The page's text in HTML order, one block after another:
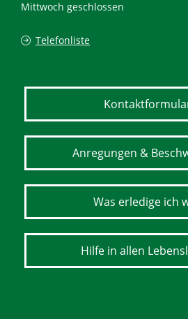
Mittwoch geschlossen
Telefonliste
Anregungen &
Was erledige ich
Hilfe in allen